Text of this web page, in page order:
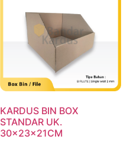
KARDUS BIN BOX
STANDAR UK.
30x23x21CM